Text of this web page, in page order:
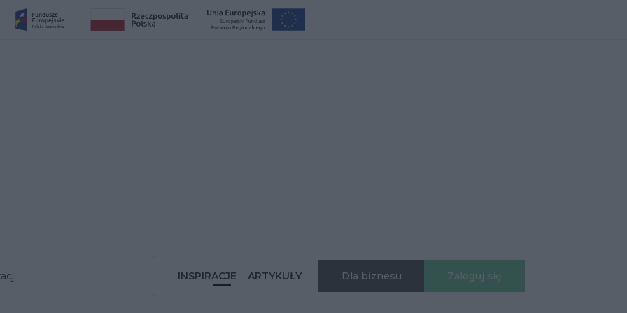
INSPIRACJE ARTYKUŁY Dla biznesu Zaloguj się